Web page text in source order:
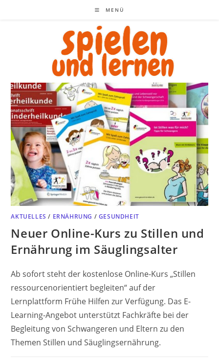
MENÜ
AKTUELLES / ERNÄHRUNG / GESUNDHEIT
Neuer Online-Kurs zu Stillen und
Ernährung im Säuglingsalter
Ab sofort steht der kostenlose Online-Kurs „Stillen
ressourcenorientiert begleiten“ auf der
Lernplattform Frühe Hilfen zur Verfügung. Das E-
Learning-Angebot unterstützt Fachkräfte bei der
Begleitung von Schwangeren und Eltern zu den
Themen Stillen und Säuglingsernährung.